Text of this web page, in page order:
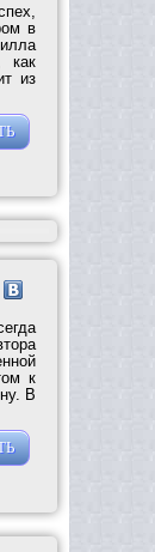
в
как
из
к
В